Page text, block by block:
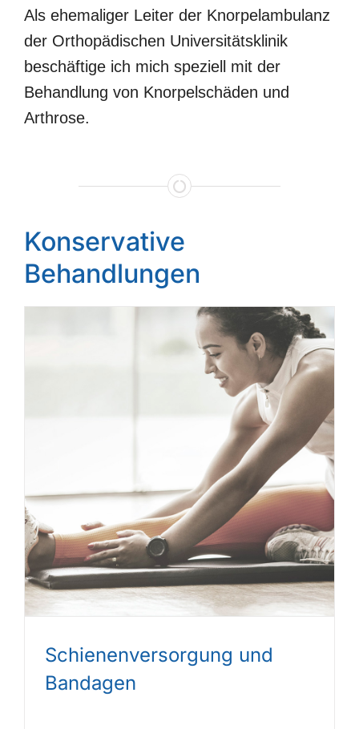
Als ehemaliger Leiter der Knorpelambulanz
der Orthopädischen Universitätsklinik
beschäftige ich mich speziell mit der
Behandlung von Knorpelschäden und
Arthrose.
Konservative
Behandlungen
Schienenversorgung und
Bandagen